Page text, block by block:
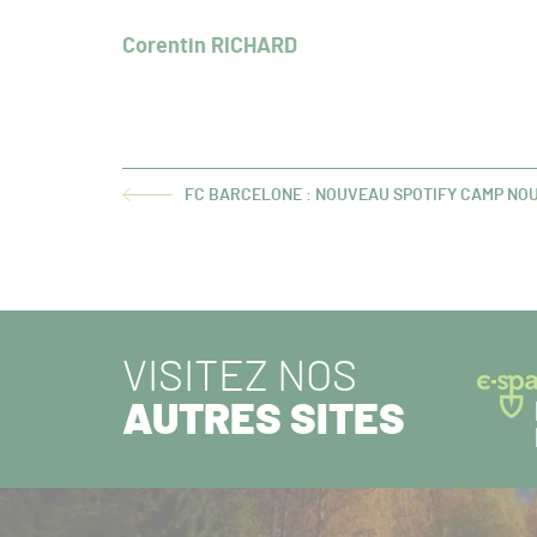
Corentin RICHARD
ARTICLEFC BARCELONE : NOUVEAU SPOTIFY CAMP
VISITEZ NOS
AUTRES SITES